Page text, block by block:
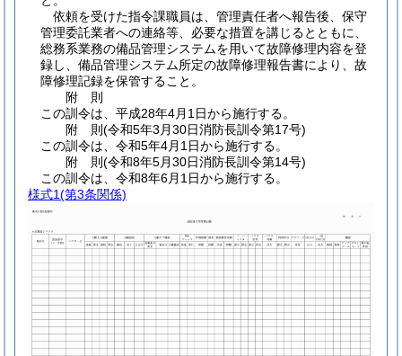
依頼を受けた指令課職員は、管理責任者へ報告後、保守
管理委託業者への連絡等、必要な措置を講じるとともに、
総務系業務の備品管理システムを用いて故障修理内容を登
録し、備品管理システム所定の故障修理報告書により、故
障修理記録を保管すること。
附 則
この訓令は、平成28年4月1日から施行する。
附 則(令和5年3月30日消防長訓令第17号)
この訓令は、令和5年4月1日から施行する。
附 則(令和8年5月30日消防長訓令第14号)
この訓令は、令和8年6月1日から施行する。
様式1(第3条関係)